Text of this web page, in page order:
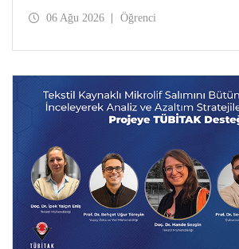
Temmuz tarihlerinde ABD’de dünyanın
06 Ağu 2026 Öğrenci